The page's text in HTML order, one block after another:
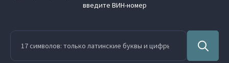
введите ВИН-номер